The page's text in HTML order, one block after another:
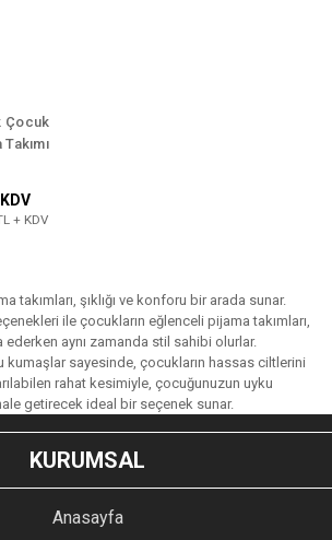
Çocuk
+ KDV
takımları, şıklığı ve konforu bir arada sunar.
ile çocukların eğlenceli pijama takımları,
aynı zamanda stil sahibi olurlar.
kumaşlar sayesinde, çocukların hassas ciltlerini
rahat kesimiyle, çocuğunuzun uyku
getirecek ideal bir seçenek sunar.
KURUMSAL
Anasayfa